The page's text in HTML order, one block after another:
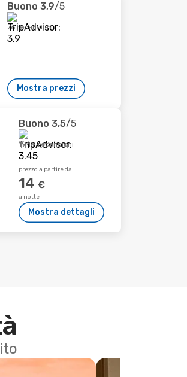
Buono 3,9/5
76 recensioni
Mostra prezzi
Buono 3,5/5
1949 recensioni
prezzo a partire da
14 €
a notte
Mostra dettagli